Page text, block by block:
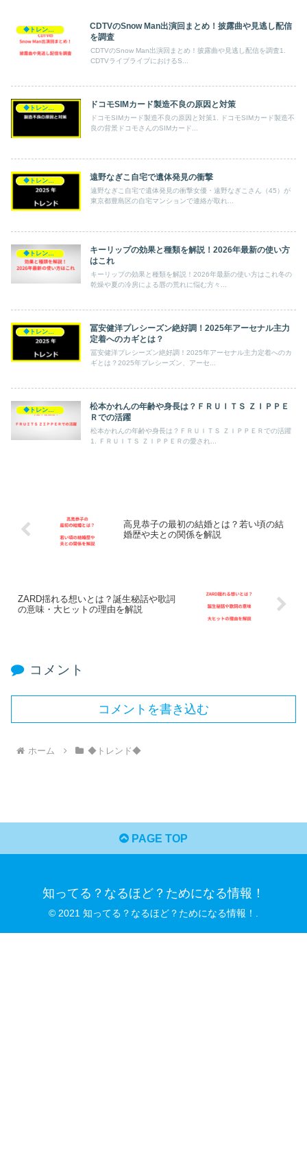
CDTVのSnow Man出演回まとめ！披露曲や見逃し配信
を調査
CDTVのSnow Man出演回まとめ！披露曲や見逃し配信を調査1.
CDTVライブライブにおけるS...
ドコモSIMカード製造不良の原因と対策
ドコモSIMカード製造不良の原因と対策1. ドコモSIMカード製造不
良の背景ドコモさんのSIMカード...
遠野なぎこ自宅で遺体発見の衝撃
遠野なぎこ自宅で遺体発見の衝撃女優・遠野なぎこさん（45）が
東京都豊島区の自宅マンションで連絡が取れ...
◆トレンド◆
キーリップの効果と種類を解説！2026年最新の使い方
はこれ
キーリップの効果と種類を解説！2026年最新の使い方はこれ冬の
乾燥や夏の冷房による唇の荒れに悩む方々...
冨安健洋プレシーズン絶好調！2025年アーセナル主力
定着へのカギとは？
冨安健洋プレシーズン絶好調！2025年アーセナル主力定着へのカ
ギとは？2025年プレシーズン、アーセ...
松本かれんの年齢や身長は？ＦＲＵＩＴＳ ＺＩＰＰＥ
Ｒでの活躍
松本かれんの年齢や身長は？ＦＲＵＩＴＳ ＺＩＰＰＥＲでの活躍
1. ＦＲＵＩＴＳ ＺＩＰＰＥＲの愛され...
高見恭子の最初の結婚とは？若い頃の結
婚歴や夫との関係を解説
ZARD揺れる想いとは？誕生秘話や歌詞
の意味・大ヒットの理由を解説
コメント
コメントを書き込む
ホーム ◆トレンド◆
PAGE TOP
知ってる？なるほど？ためになる情報！
© 2021 知ってる？なるほど？ためになる情報！.